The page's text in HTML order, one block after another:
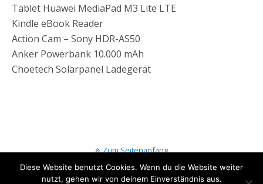
Tablet Huawei MediaPad M3 Lite LTE
Kindle eBook Reader
Action Cam – Sony HDR-AS50
Anker Powerbank 10.000 mAh
Choetech Solarpanel Ladegerät
Zum Seitenanfang
Mobil Desktop
Diese Website benutzt Cookies. Wenn du die Website weiter
nutzt, gehen wir von deinem Einverständnis aus.